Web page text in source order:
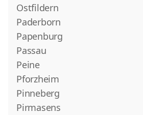
Ostfildern
Paderborn
Papenburg
Passau
Peine
Pforzheim
Pinneberg
Pirmasens